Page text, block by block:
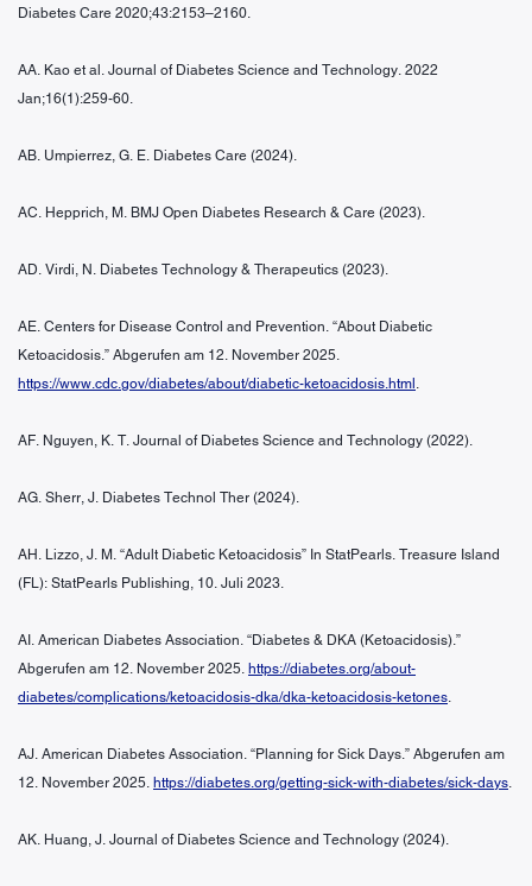
Diabetes Care 2020;43:2153–2160.
AA. Kao et al. Journal of Diabetes Science and Technology. 2022
Jan;16(1):259-60.
AB. Umpierrez, G. E. Diabetes Care (2024).
AC. Hepprich, M. BMJ Open Diabetes Research & Care (2023).
AD. Virdi, N. Diabetes Technology & Therapeutics (2023).
AE. Centers for Disease Control and Prevention. “About Diabetic
Ketoacidosis.” Abgerufen am 12. November 2025.
https://www.cdc.gov/diabetes/about/diabetic-ketoacidosis.html .
AF. Nguyen, K. T. Journal of Diabetes Science and Technology (2022).
AG. Sherr, J. Diabetes Technol Ther (2024).
AH. Lizzo, J. M. “Adult Diabetic Ketoacidosis” In StatPearls. Treasure Island
(FL): StatPearls Publishing, 10. Juli 2023.
AI. American Diabetes Association. “Diabetes & DKA (Ketoacidosis).”
Abgerufen am 12. November 2025. https://diabetes.org/about-
diabetes/complications/ketoacidosis-dka/dka-ketoacidosis-ketones.
AJ. American Diabetes Association. “Planning for Sick Days.” Abgerufen am
12. November 2025. https://diabetes.org/getting-sick-with-diabetes/sick-days.
AK. Huang, J. Journal of Diabetes Science and Technology (2024).